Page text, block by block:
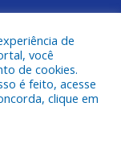
de Gurupá.
de
você
de cookies.
é feito, acesse
clique em